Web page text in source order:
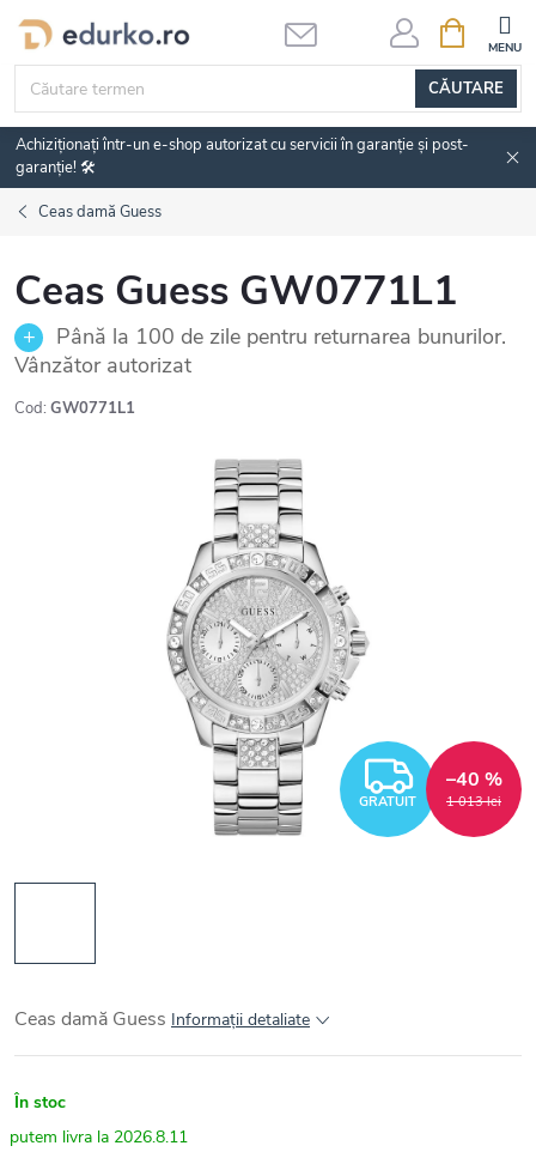
Treci
conținut
CĂUTARE
DE
Achiziționați într-un e-shop autorizat cu servicii în garanție și post-
garanție! 🛠️
Ceas damă Guess
Ceas Guess GW0771L1
Până la 100 de zile pentru returnarea bunurilor.
Vânzător autorizat
Cod: GW0771L1
GRATUIT 1 013 lei
–40 %
Ceas damă Guess Informaţii detaliate
În stoc
2026.8.11